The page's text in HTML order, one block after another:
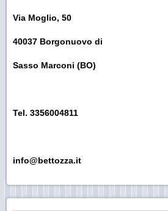
Via Moglio, 50
40037 Borgonuovo di
Sasso Marconi (BO)
Tel. 3356004811
info@bettozza.it